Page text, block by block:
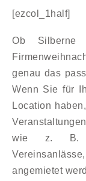
[ezcol_1half]
Ob Silberne
genau das
Wenn Sie für
Location
wie z. B.
angemietet